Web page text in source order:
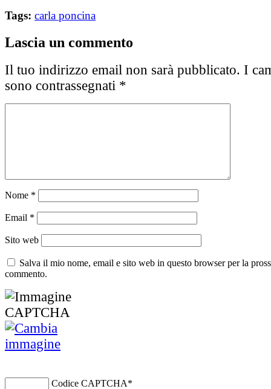
Tags: carla poncina
Lascia un commento
Il tuo indirizzo email non sarà pubblicato. I
sono contrassegnati *
Nome *
Email *
Sito web
Salva il mio nome, email e sito web in questo browser per la
commento.
Codice CAPTCHA*